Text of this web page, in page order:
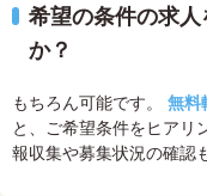
希望の条件の求
か？
もちろん可能です。 無料
と、ご希望条件をヒアリ
報収集や募集状況の確認